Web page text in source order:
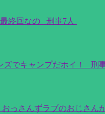
終回なの_刑事7人
ズでキャンプだホイ！_刑
っさんずラブのおじさん